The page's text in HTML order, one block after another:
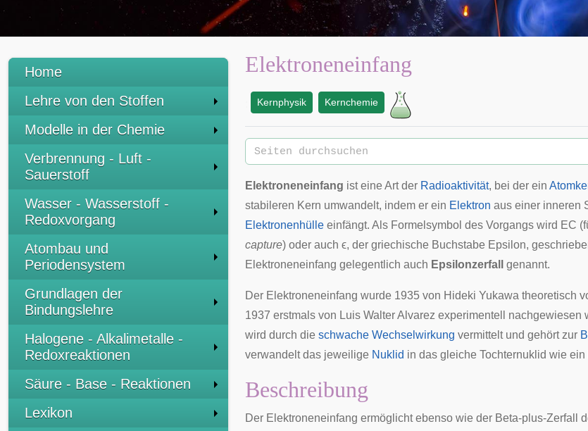
Home
Lehre von den Stoffen
Modelle in der Chemie
Verbrennung - Luft -
Sauerstoff
Wasser - Wasserstoff -
Redoxvorgang
Atombau und
Periodensystem
Grundlagen der
Bindungslehre
Halogene - Alkalimetalle -
Redoxreaktionen
Säure - Base - Reaktionen
Lexikon
Elektroneneinfang
Kernphysik Kernchemie
Elektroneneinfang ist eine Art der Radioaktivität, bei der ein
stabileren Kern umwandelt, indem er ein Elektron aus einer inneren
Elektronenhülle einfängt. Als Formelsymbol des Vorgangs wird EC
capture) oder auch ϵ, der griechische Buchstabe Epsilon,
Elektroneneinfang gelegentlich auch Epsilonzerfall genannt.
Der Elektroneneinfang wurde 1935 von Hideki Yukawa theoretisch
1937 erstmals von Luis Walter Alvarez experimentell nachgewiesen
wird durch die schwache Wechselwirkung vermittelt und gehört zur
verwandelt das jeweilige Nuklid in das gleiche Tochternuklid wie
Beschreibung
Der Elektroneneinfang ermöglicht ebenso wie der Beta-plus-Zerfall